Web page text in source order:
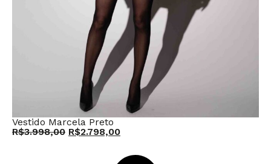
Vestido Marcela Preto
R$3.998,00 R$2.798,00